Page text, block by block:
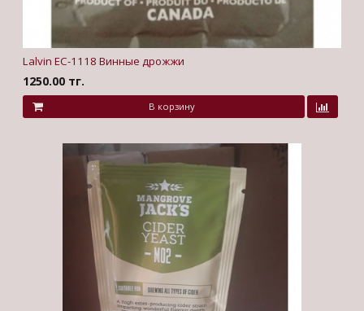
Lalvin EC-1118 Винные дрожжи
1250.00 тг.
В корзину